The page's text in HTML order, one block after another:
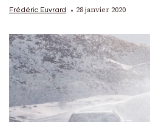
Frédéric Euvrard 28 janvier 2020